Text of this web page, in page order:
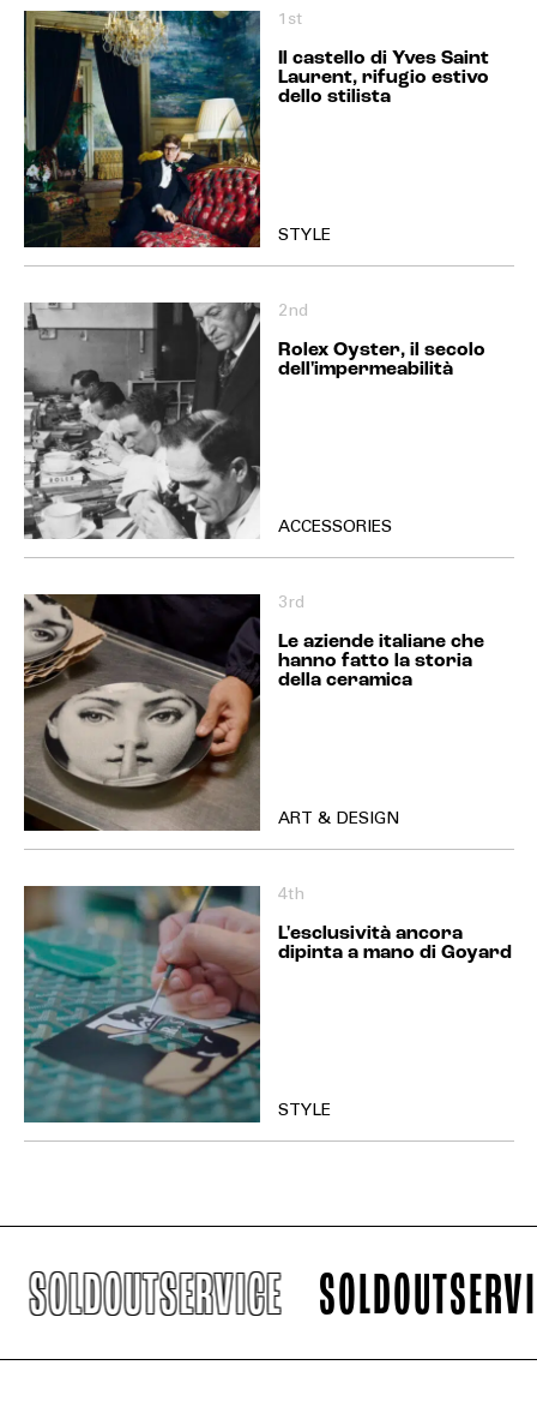
1st
Il castello di Yves Saint
Laurent, rifugio estivo
dello stilista
STYLE
2nd
Rolex Oyster, il secolo
dell'impermeabilità
ACCESSORIES
3rd
Le aziende italiane che
hanno fatto la storia
della ceramica
ART & DESIGN
4th
L'esclusività ancora
dipinta a mano di Goyard
STYLE